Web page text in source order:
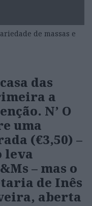
de massas e
das
a
N’ O
uma
(€3,50) –
leva
– mas o
de Inês
aberta